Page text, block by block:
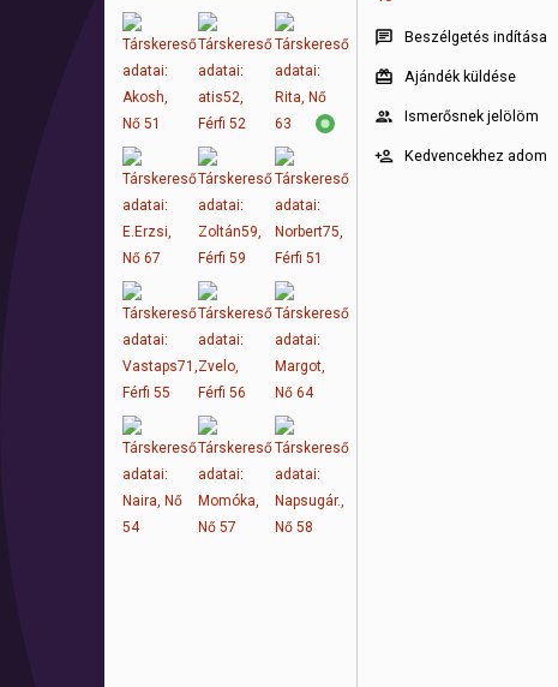
Beszélgetés indítása
Ajándék küldése
Ismerősnek jelölöm
Kedvencekhez adom